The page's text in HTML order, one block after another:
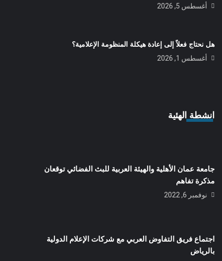
أغسطس 5, 2026
هل نحتاج فعلاً إلى إعادة هيكلة المنظومة الإعلامية؟
أغسطس 1, 2026
انشطة الهئية
جامعة عمان الأهلية والهيئة العربية للبث الفضائي توقعان
مذكرة تفاهم
نوفمبر 6, 2022
اجتماع فريق التفاوض العربي مع شركات الإعلام الدولية
بالرياض